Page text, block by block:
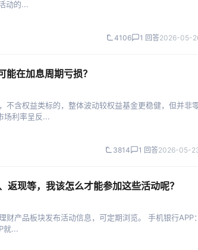
动的...
4106 1 回答2026-05-
在加息周期亏损？
含权益类标的，整体波动较权益基金更稳健，但并非
场利率呈反...
3814 1 回答2026-05-
现等，我该怎么才能参加这些活动呢？
产品板块发布活动信息，可定期浏览。 手机银行APP
就...